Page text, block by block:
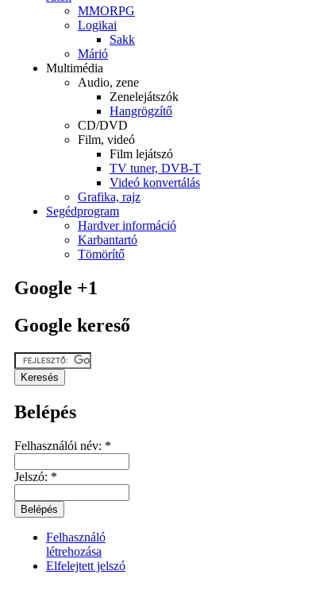
MMORPG
Logikai
Sakk
Márió
Multimédia
Audio, zene
Zenelejátszók
Hangrögzítő
CD/DVD
Film, videó
Film lejátszó
TV tuner, DVB-T
Videó konvertálás
Grafika, rajz
Segédprogram
Hardver információ
Karbantartó
Tömörítő
Google +1
Google kereső
Belépés
Felhasználói név: *
Jelszó: *
Felhasználó
létrehozása
Elfelejtett jelszó